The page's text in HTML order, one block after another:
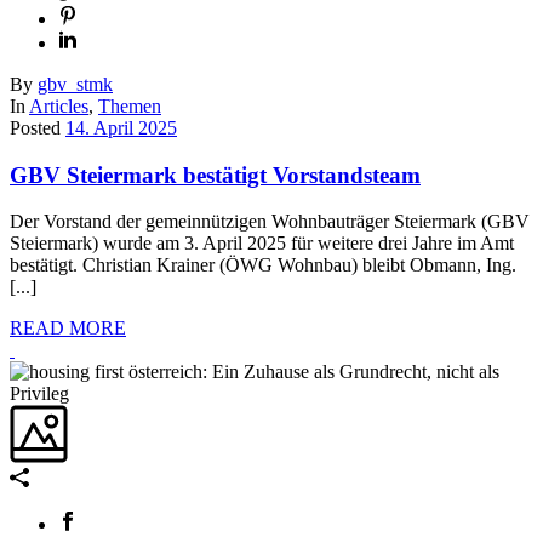
By gbv_stmk
In Articles, Themen
Posted 14. April 2025
GBV Steiermark bestätigt Vorstandsteam
Der Vorstand der gemeinnützigen Wohnbauträger Steiermark (GBV
Steiermark) wurde am 3. April 2025 für weitere drei Jahre im Amt
bestätigt. Christian Krainer (ÖWG Wohnbau) bleibt Obmann, Ing.
[...]
READ MORE